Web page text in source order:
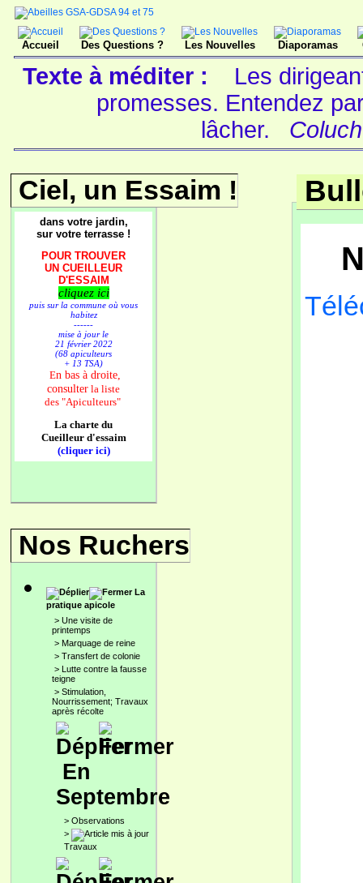
Accueil Des Questions ? Les Nouvelles Diaporamas
Texte à méditer :
Les
promesses. Entendez
lâcher.
Ciel, un Essaim !
dans votre jardin,
sur votre terrasse !
POUR TROUVER
UN CUEILLEUR
D'ESSAIM
cliquez ici
puis sur la commune où vous
habitez
------
mise à jour le
21 février 2022
(68 apiculteurs
+ 13 TSA)
En bas à droite,
consulter la liste
des "Apiculteurs"
La charte du
Cueilleur d'essaim
(cliquer ici)
Nos Ruchers
La
pratique apicole
> Une visite de
printemps
> Marquage de reine
> Transfert de colonie
> Lutte contre la fausse
teigne
> Stimulation,
Nourrissement; Travaux
après récolte
En
Septembre
> Observations
>
Travaux